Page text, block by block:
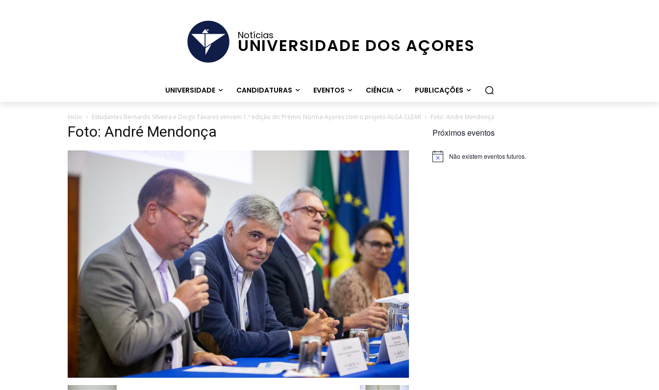
Notícias
UNIVERSIDADE DOS AÇORES
UNIVERSIDADE CANDIDATURAS EVENTOS CIÊNCIA PUBLICAÇÕES
Início Estudantes Bernardo Silveira e Diogo Tavares vencem 1.ª edição do Prémio Norma-Açores com o projeto ALGA CLEAR Foto: André Mendonça
Foto: André Mendonça Próximos eventos
Aviso Não existem eventos futuros.